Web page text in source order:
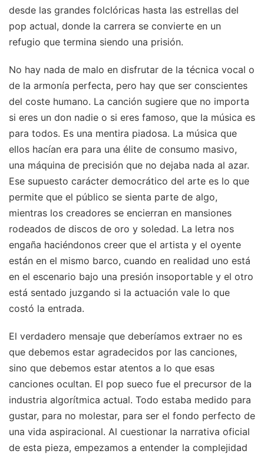
desde las grandes folclóricas hasta las estrellas del
pop actual, donde la carrera se convierte en un
refugio que termina siendo una prisión.
No hay nada de malo en disfrutar de la técnica vocal o
de la armonía perfecta, pero hay que ser conscientes
del coste humano. La canción sugiere que no importa
si eres un don nadie o si eres famoso, que la música es
para todos. Es una mentira piadosa. La música que
ellos hacían era para una élite de consumo masivo,
una máquina de precisión que no dejaba nada al azar.
Ese supuesto carácter democrático del arte es lo que
permite que el público se sienta parte de algo,
mientras los creadores se encierran en mansiones
rodeados de discos de oro y soledad. La letra nos
engaña haciéndonos creer que el artista y el oyente
están en el mismo barco, cuando en realidad uno está
en el escenario bajo una presión insoportable y el otro
está sentado juzgando si la actuación vale lo que
costó la entrada.
El verdadero mensaje que deberíamos extraer no es
que debemos estar agradecidos por las canciones,
sino que debemos estar atentos a lo que esas
canciones ocultan. El pop sueco fue el precursor de la
industria algorítmica actual. Todo estaba medido para
gustar, para no molestar, para ser el fondo perfecto de
una vida aspiracional. Al cuestionar la narrativa oficial
de esta pieza, empezamos a entender la complejidad